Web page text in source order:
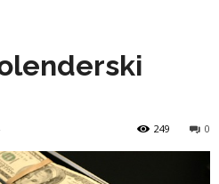
0
249